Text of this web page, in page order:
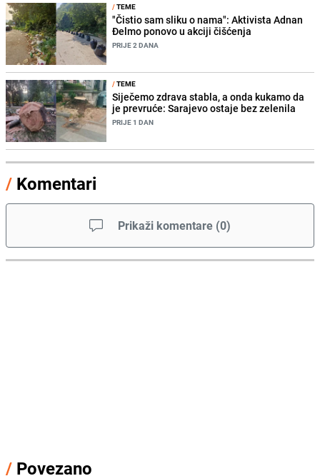
/TEME
"Čistio sam sliku o nama": Aktivista Adnan
Đelmo ponovo u akciji čišćenja
PRIJE 2 DANA
/TEME
Siječemo zdrava stabla, a onda kukamo da
je prevruće: Sarajevo ostaje bez zelenila
PRIJE 1 DAN
/ Komentari
Prikaži komentare (0)
/ Povezano